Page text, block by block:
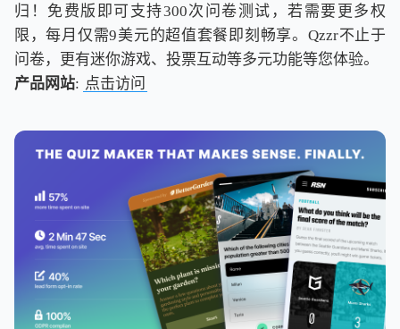
归！免费版即可支持300次问卷测试，若需要更多权
限，每月仅需9美元的超值套餐即刻畅享。Qzzr不止于
问卷，更有迷你游戏、投票互动等多元功能等您体验。
产品网站: 点击访问